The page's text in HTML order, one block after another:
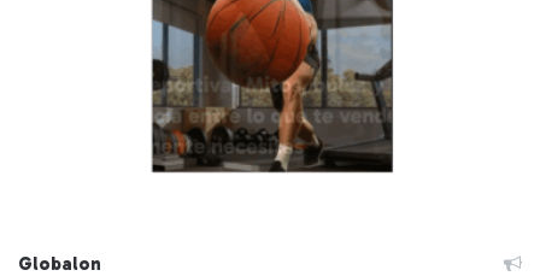
Globalon